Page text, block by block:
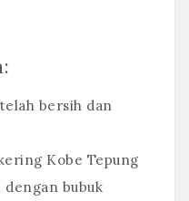
bersih dan
Kobe Tepung
dengan bubuk